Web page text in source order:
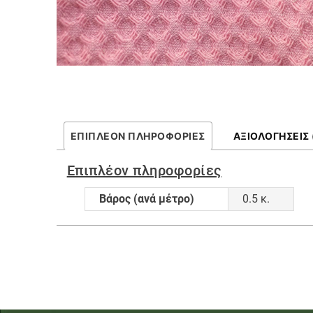
ΕΠΙΠΛΈΟΝ ΠΛΗΡΟΦΟΡΊΕΣ ΑΞΙΟΛΟΓΉΣΕΙΣ
Επιπλέον πληροφορίες
Βάρος (ανά μέτρο) 0.5 κ.